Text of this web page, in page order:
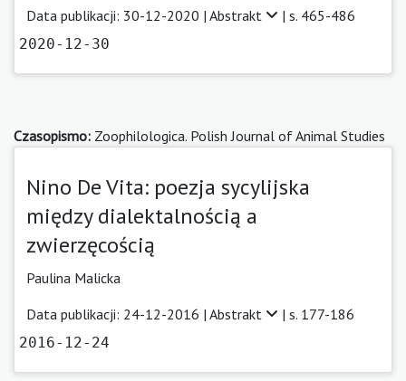
Data publikacji: 30-12-2020 | Abstrakt | s. 465-486
2020-12-30
Czasopismo: Zoophilologica. Polish Journal of Animal Studies
Nino De Vita: poezja sycylijska
między dialektalnością a
zwierzęcością
Paulina Malicka
Data publikacji: 24-12-2016 | Abstrakt | s. 177-186
2016-12-24